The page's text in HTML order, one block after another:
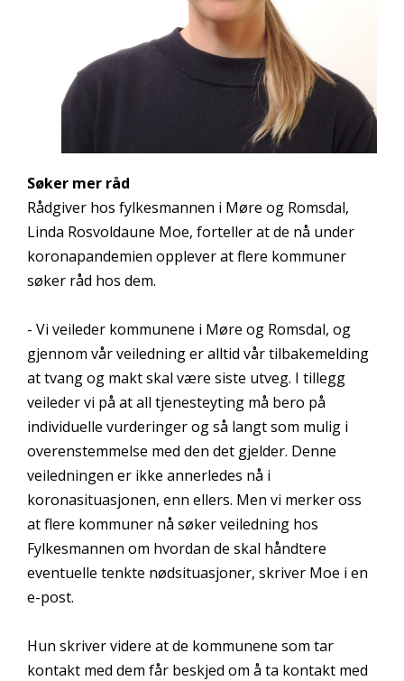
Søker mer råd
Rådgiver hos fylkesmannen i Møre og Romsdal,
Linda Rosvoldaune Moe, forteller at de nå under
koronapandemien opplever at flere kommuner
søker råd hos dem.
- Vi veileder kommunene i Møre og Romsdal, og
gjennom vår veiledning er alltid vår tilbakemelding
at tvang og makt skal være siste utveg. I tillegg
veileder vi på at all tjenesteyting må bero på
individuelle vurderinger og så langt som mulig i
overenstemmelse med den det gjelder. Denne
veiledningen er ikke annerledes nå i
koronasituasjonen, enn ellers. Men vi merker oss
at flere kommuner nå søker veiledning hos
Fylkesmannen om hvordan de skal håndtere
eventuelle tenkte nødsituasjoner, skriver Moe i en
e-post.
Hun skriver videre at de kommunene som tar
kontakt med dem får beskjed om å ta kontakt med